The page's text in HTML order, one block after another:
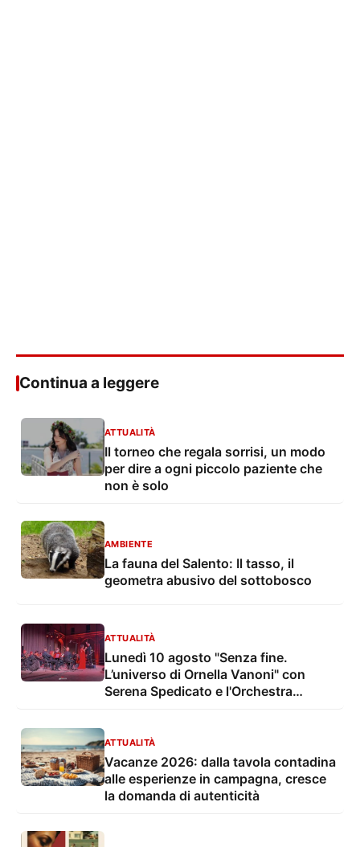
Continua a leggere
ATTUALITÀ
Il torneo che regala sorrisi, un modo
per dire a ogni piccolo paziente che
non è solo
AMBIENTE
La fauna del Salento: Il tasso, il
geometra abusivo del sottobosco
ATTUALITÀ
Lunedì 10 agosto "Senza fine.
L’universo di Ornella Vanoni" con
Serena Spedicato e l'Orchestra
ATTUALITÀ
Vacanze 2026: dalla tavola contadina
alle esperienze in campagna, cresce
la domanda di autenticità